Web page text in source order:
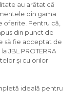
au arătat că
din gama
oferite. Pentru că,
din punct de
să fie acceptat de
JBL PROTERRA
și culorilor
ideală pentru